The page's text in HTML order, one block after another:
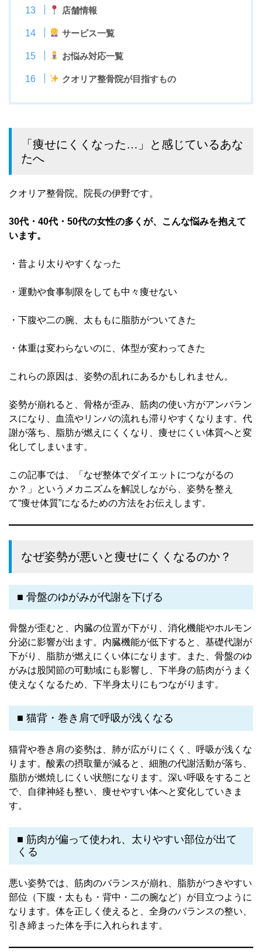
店舗情報
サービス一覧
お悩み対応一覧
クオリア整骨院が目指すもの
「痩せにくくなった…」と感じているあな
たへ
クオリア整骨院。院長の伊野です。
30代・40代・50代の女性の多くが、こんな悩みを抱えて
います。
・昔より太りやすくなった
・運動や食事制限をしても中々痩せない
・下腹や二の腕、太ももに脂肪がついてきた
・体重は変わらないのに、体型が変わってきた
これらの原因は、姿勢の乱れにあるかもしれません。
姿勢が崩れると、骨格が歪み、筋肉の使い方がアンバラン
スになり、血流やリンパの流れも滞りやすくなります。代
謝が落ち、脂肪が燃えにくくなり、痩せにくい体質へと変
化してしまいます。
この記事では、「なぜ整体でダイエットにつながるの
か？」というメカニズムを解説しながら、姿勢を整え
て“痩せ体質”になるための方法をお伝えします。
なぜ姿勢が悪いと痩せにくくなるのか？
■ 骨盤のゆがみが代謝を下げる
骨盤が歪むと、内臓の位置が下がり、消化機能やホルモン
分泌に影響が出ます。内臓機能が低下すると、基礎代謝が
下がり、脂肪が燃えにくい体になります。また、骨盤のゆ
がみは股関節の可動域にも影響し、下半身の筋肉がうまく
使えなくなるため、下半身太りにもつながります。
■ 猫背・巻き肩で呼吸が浅くなる
猫背や巻き肩の姿勢は、肺が広がりにくく、呼吸が浅くな
ります。酸素の摂取量が減ると、細胞の代謝活動が落ち、
脂肪が燃焼しにくい状態になります。深い呼吸をすること
で、自律神経も整い、痩せやすい体へと変化していきま
す。
■ 筋肉が偏って使われ、太りやすい部位が出て
くる
悪い姿勢では、筋肉のバランスが崩れ、脂肪がつきやすい
部位（下腹・太もも・背中・二の腕など）が目立つように
なります。体を正しく使えると、全身のバランスの整い、
引き締まった体を手に入れられます。